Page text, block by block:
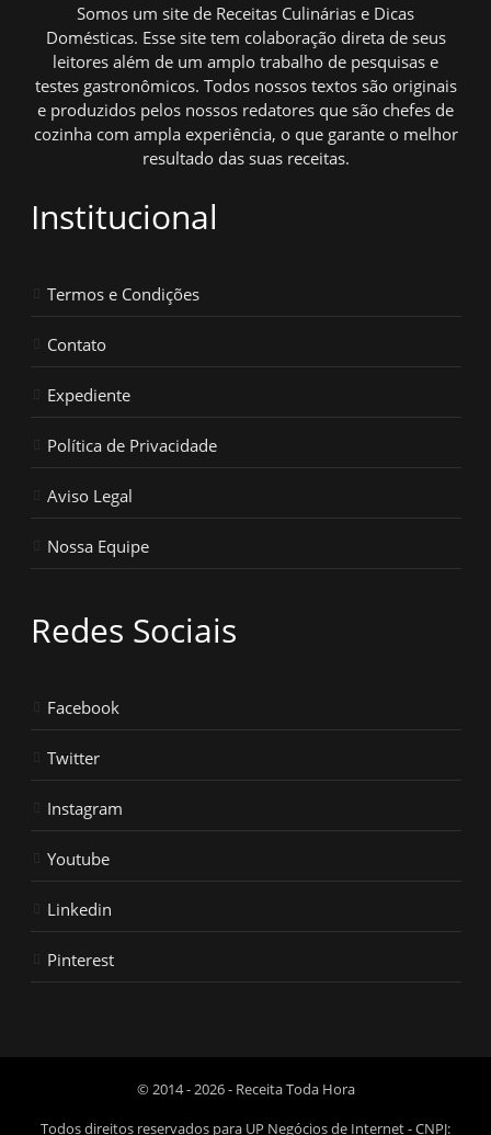
Somos um site de Receitas Culinárias e Dicas
Domésticas. Esse site tem colaboração direta de seus
leitores além de um amplo trabalho de pesquisas e
testes gastronômicos. Todos nossos textos são originais
e produzidos pelos nossos redatores que são chefes de
cozinha com ampla experiência, o que garante o melhor
resultado das suas receitas.
Institucional
Termos e Condições
Contato
Expediente
Política de Privacidade
Aviso Legal
Nossa Equipe
Redes Sociais
Facebook
Twitter
Instagram
Youtube
Linkedin
Pinterest
© 2014 - 2026 - Receita Toda Hora
Todos direitos reservados para UP Negócios de Internet - CNPJ: